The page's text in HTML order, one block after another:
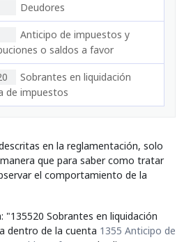
Deudores
Anticipo de impuestos y
o saldos a favor
Sobrantes en liquidación
de impuestos
en la reglamentación, solo
que para saber como tratar
el comportamiento de la
"135520 Sobrantes en liquidación
dentro de la cuenta 1355 Anticipo de